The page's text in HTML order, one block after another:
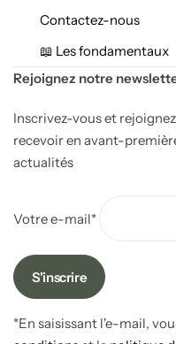
Contactez-nous
📖 Les fondamentaux
Rejoignez notre
Inscrivez-vous et
recevoir en avant-
actualités
Votre e-mail*
*En saisissant l'e-mail,